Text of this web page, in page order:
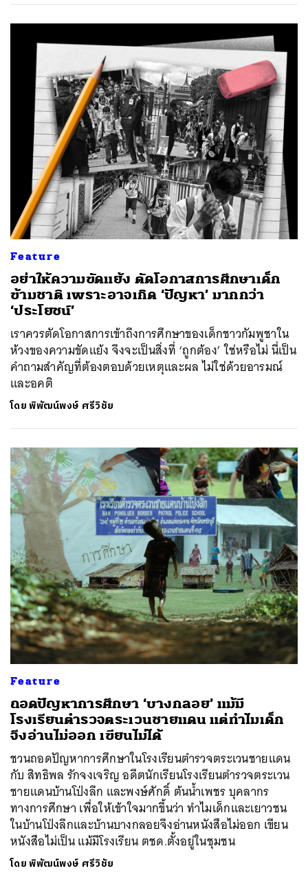
Feature
อย่าให้ความขัดแย้ง ตัดโอกาสการศึกษาเด็ก
ข้ามชาติ เพราะอาจเกิด ‘ปัญหา’ มากกว่า
‘ประโยชน์’
เราควรตัดโอกาสการเข้าถึงการศึกษาของเด็กชาวกัมพูชาใน
ห้วงของความขัดแย้ง จึงจะเป็นสิ่งที่ ‘ถูกต้อง’ ใช่หรือไม่ นี่เป็น
คำถามสำคัญที่ต้องตอบด้วยเหตุและผล ไม่ใช่ด้วยอารมณ์
และอคติ
โดยพิพัฒน์พงษ์ ศรีวิชัย
Feature
ถอดปัญหาการศึกษา ‘บางกลอย’ แม้มี
โรงเรียนตำรวจตระเวนชายแดน แต่ทำไมเด็ก
จึงอ่านไม่ออก เขียนไม่ได้
ชวนถอดปัญหาการศึกษาในโรงเรียนตำรวจตระเวนชายแดน
กับ สิทธิพล รักจงเจริญ อดีตนักเรียนโรงเรียนตำรวจตระเวน
ชายแดนบ้านโป่งลึก และพงษ์ศักดิ์ ต้นน้ำเพชร บุคลากร
ทางการศึกษา เพื่อให้เข้าใจมากขึ้นว่า ทำไมเด็กและเยาวชน
ในบ้านโป่งลึกและบ้านบางกลอยจึงอ่านหนังสือไม่ออก เขียน
หนังสือไม่เป็น แม้มีโรงเรียน ตชด.ตั้งอยู่ในชุมชน
โดยพิพัฒน์พงษ์ ศรีวิชัย